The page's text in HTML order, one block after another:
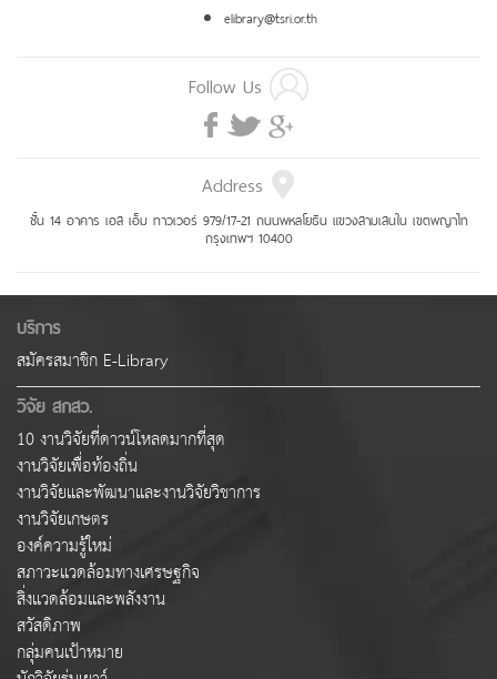
elibrary@tsri.or.th
Follow Us
Address
ชั้น 14 อาคาร เอส เอ็ม ทาวเวอร์ 979/17-21 ถนนพหลโยธิน แขวงสามเสนใน เขตพญาไท
กรุงเทพฯ 10400
บริการ
สมัครสมาชิก E-Library
วิจัย สกสว.
10 งานวิจัยที่ดาวน์โหลดมากที่สุด
งานวิจัยเพื่อท้องถิ่น
งานวิจัยและพัฒนาและงานวิจัยวิชาการ
งานวิจัยเกษตร
องค์ความรู้ใหม่
สภาวะแวดล้อมทางเศรษฐกิจ
สิ่งแวดล้อมและพลังงาน
สวัสดิภาพ
กลุ่มคนเป้าหมาย